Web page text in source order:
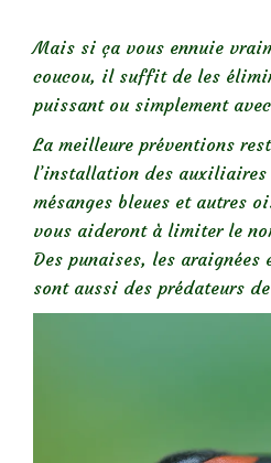
Mais si ça vous ennuie
coucou, il suffit de les
puissant ou simplement
La meilleure préventions
l’installation des
mésanges bleues et autres
vous aideront à limiter le
Des punaises, les
sont aussi des prédateurs